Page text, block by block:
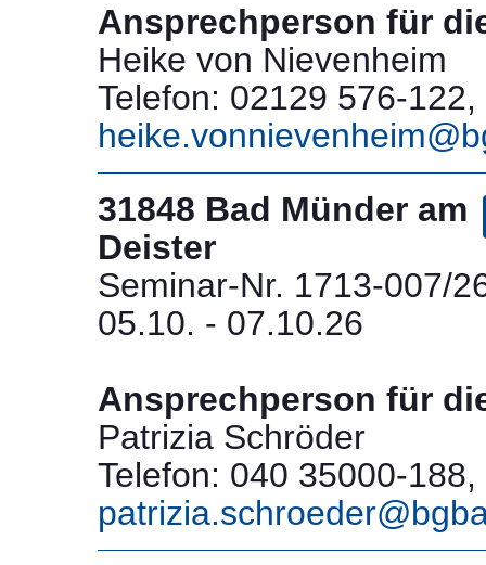
Ansprechperson für
Heike von Nievenheim
Telefon: 02129 576-122,
31848 Bad Münder am
Deister
Seminar-Nr. 1713-007/
05.10. - 07.10.26
Ansprechperson für
Patrizia Schröder
Telefon: 040 35000-188,